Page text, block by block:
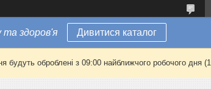
здоров'я Дивитися каталог
будуть оброблені з 09:00 найближчого робочого дня